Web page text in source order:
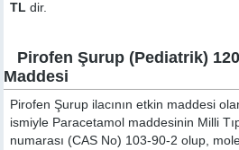
TL dir.
Pirofen Şurup (Pediatrik)
Maddesi
Pirofen Şurup ilacının etkin maddesi
ismiyle Paracetamol maddesinin Milli
numarası (CAS No) 103-90-2 olup,